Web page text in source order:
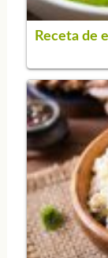
Receta de